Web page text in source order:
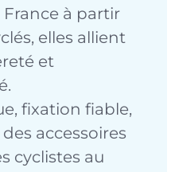
à partir
elles allient
et
fixation fiable,
accessoires
cyclistes au